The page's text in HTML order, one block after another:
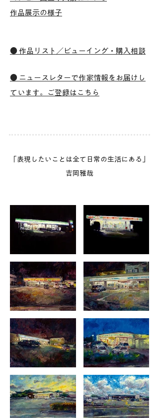
作品展示の様子
● 作品リスト／ビューイング・購入相談
●​​​ ニュースレターで作家情報をお届けし
ています。ご登録はこちら
「表現したいことは全て日常の生活にある」
吉岡雅哉